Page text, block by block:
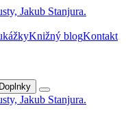
Knižný blogKontakt
Doplnky